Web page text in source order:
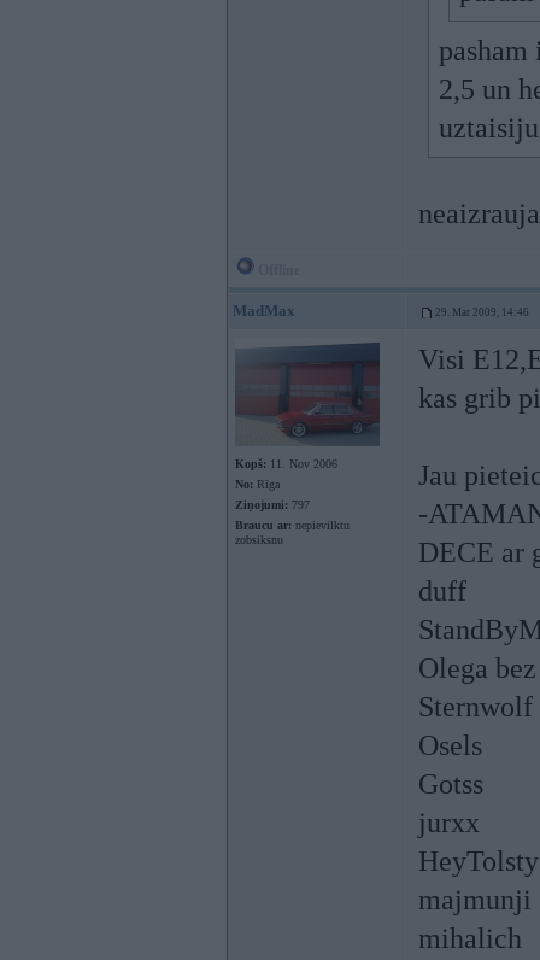
2,5 un
MadMax 29. Mar 2009, 14:46
Kopš: 11. Nov 2006
No: Rīga
Ziņojumi: 797
Braucu ar: nepievilktu
zobsiksnu
Visi
kas grib
Jau
-
DECE ar
duff
Olega
Sternwolf
Osels
Gotss
jurxx
HeyTolsty
majmunji
mihalich